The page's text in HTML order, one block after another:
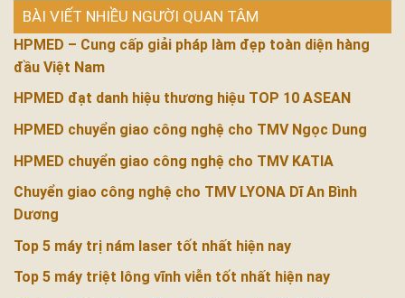
BÀI VIẾT NHIỀU NGƯỜI QUAN TÂM
HPMED – Cung cấp giải pháp làm đẹp toàn diện hàng
đầu Việt Nam
HPMED đạt danh hiệu thương hiệu TOP 10 ASEAN
HPMED chuyển giao công nghệ cho TMV Ngọc Dung
HPMED chuyển giao công nghệ cho TMV KATIA
Chuyển giao công nghệ cho TMV LYONA Dĩ An Bình
Dương
Top 5 máy trị nám laser tốt nhất hiện nay
Top 5 máy triệt lông vĩnh viễn tốt nhất hiện nay